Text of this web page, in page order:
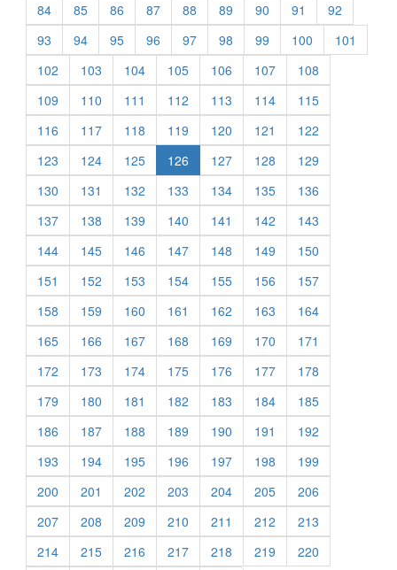
84
85 86 87 88 89 90 91
92
93
94 95 96 97 98 99 100
101
102
103 104 105 106 107
108
109
110 111 112 113 114
115
116
117 118 119 120 121
122
123
124 125 126 127 128
129
130
131 132 133 134 135
136
137
138 139 140 141 142
143
144
145 146 147 148 149
150
151
152 153 154 155 156
157
158
159 160 161 162 163
164
165
166 167 168 169 170
171
172
173 174 175 176 177
178
179
180 181 182 183 184
185
186
187 188 189 190 191
192
193
194 195 196 197 198
199
200
201 202 203 204 205
206
207
208 209 210 211 212
213
214
215 216 217 218 219
220